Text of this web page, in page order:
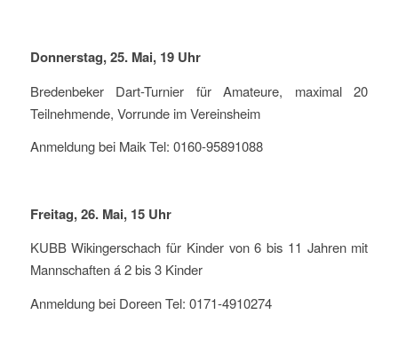
Donnerstag, 25. Mai, 19 Uhr
Bredenbeker Dart-Turnier für Amateure, maximal 20
Teilnehmende, Vorrunde im Vereinsheim
Anmeldung bei Maik Tel: 0160-95891088
Freitag, 26. Mai, 15 Uhr
KUBB Wikingerschach für Kinder von 6 bis 11 Jahren mit
Mannschaften á 2 bis 3 Kinder
Anmeldung bei Doreen Tel: 0171-4910274